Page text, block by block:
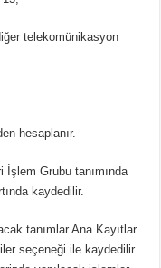
telekomünikasyon
hesaplanır.
Grubu tanımında
kaydedilir.
tanımlar Ana Kayıtlar
seçeneği ile kaydedilir.